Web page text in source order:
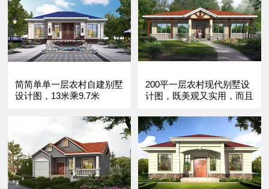
简简单单一层农村自建别墅
设计图，13米乘9.7米
200平一层农村现代别墅设
计图，既美观又实用，而且